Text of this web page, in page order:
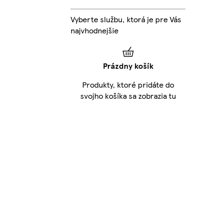
Vyberte službu, ktorá je pre Vás
najvhodnejšie
Prázdny košík
Produkty, ktoré pridáte do
svojho košíka sa zobrazia tu